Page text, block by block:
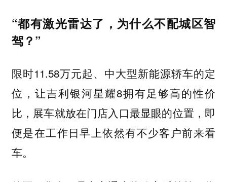
“都有激光雷达了，为什么不配城区智
驾？”
限时11.58万元起、中大型新能源轿车的定
位，让吉利银河星耀8拥有足够高的性价
比，展车就放在门店入口最显眼的位置，即
便是在工作日早上依然有不少客户前来看
车。